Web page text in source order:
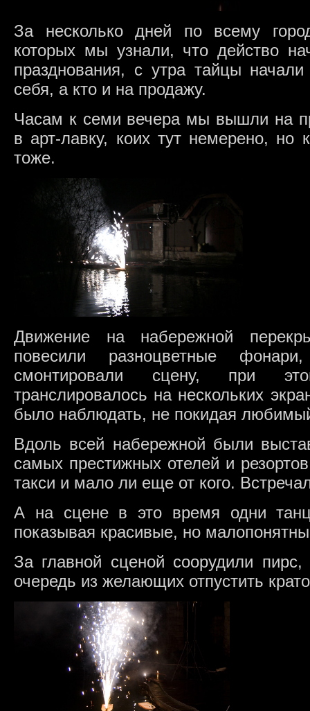
За несколько дней по всему
которых мы узнали, что действо
празднования, с утра тайцы
себя, а кто и на продажу.
Часам к семи вечера мы вышли на
в арт-лавку, коих тут немерено, но
тоже.
Движение на набережной
повесили разноцветные
смонтировали сцену, при
транслировалось на нескольких
было наблюдать, не покидая
Вдоль всей набережной были
самых престижных отелей и
такси и мало ли еще от кого.
А на сцене в это время одни
показывая красивые, но
За главной сценой соорудили
очередь из желающих отпустить